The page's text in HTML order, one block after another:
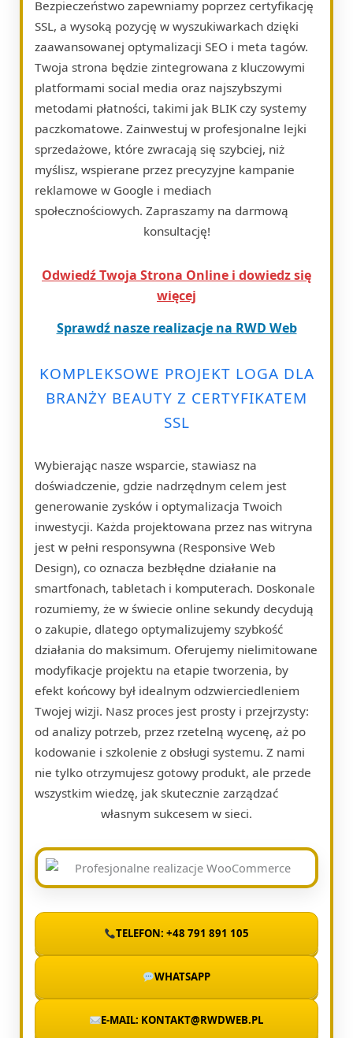
Bezpieczeństwo zapewniamy poprzez certyfikację
SSL, a wysoką pozycję w wyszukiwarkach dzięki
zaawansowanej optymalizacji SEO i meta tagów.
Twoja strona będzie zintegrowana z kluczowymi
platformami social media oraz najszybszymi
metodami płatności, takimi jak BLIK czy systemy
paczkomatowe. Zainwestuj w profesjonalne lejki
sprzedażowe, które zwracają się szybciej, niż
myślisz, wspierane przez precyzyjne kampanie
reklamowe w Google i mediach
społecznościowych. Zapraszamy na darmową
konsultację!
Odwiedź Twoja Strona Online i dowiedz się
więcej
Sprawdź nasze realizacje na RWD Web
KOMPLEKSOWE PROJEKT LOGA DLA
BRANŻY BEAUTY Z CERTYFIKATEM
SSL
Wybierając nasze wsparcie, stawiasz na
doświadczenie, gdzie nadrzędnym celem jest
generowanie zysków i optymalizacja Twoich
inwestycji. Każda projektowana przez nas witryna
jest w pełni responsywna (Responsive Web
Design), co oznacza bezbłędne działanie na
smartfonach, tabletach i komputerach. Doskonale
rozumiemy, że w świecie online sekundy decydują
o zakupie, dlatego optymalizujemy szybkość
działania do maksimum. Oferujemy nielimitowane
modyfikacje projektu na etapie tworzenia, by
efekt końcowy był idealnym odzwierciedleniem
Twojej wizji. Nasz proces jest prosty i przejrzysty:
od analizy potrzeb, przez rzetelną wycenę, aż po
kodowanie i szkolenie z obsługi systemu. Z nami
nie tylko otrzymujesz gotowy produkt, ale przede
wszystkim wiedzę, jak skutecznie zarządzać
własnym sukcesem w sieci.
TELEFON: +48 791 891 105
WHATSAPP
E-MAIL: KONTAKT@RWDWEB.PL